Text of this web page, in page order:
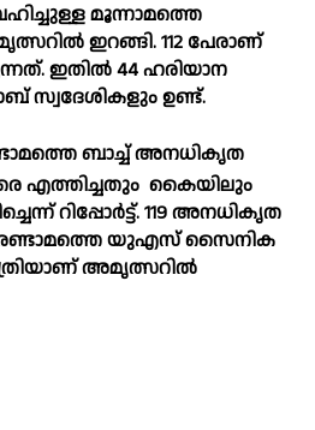
മൂന്നാമത്തെ
ഇറങ്ങി. 112 പേരാണ്
ഇതില്‍ 44 ഹരിയാന
സ്വദേശികളും ഉണ്ട്.
ബാച്ച് അനധികൃത
എത്തിച്ചതും കൈയിലും
റിപ്പോര്‍ട്ട്. 119 അനധികൃത
രണ്ടാമത്തെ യുഎസ് സൈനിക
അമൃത്സറില്‍